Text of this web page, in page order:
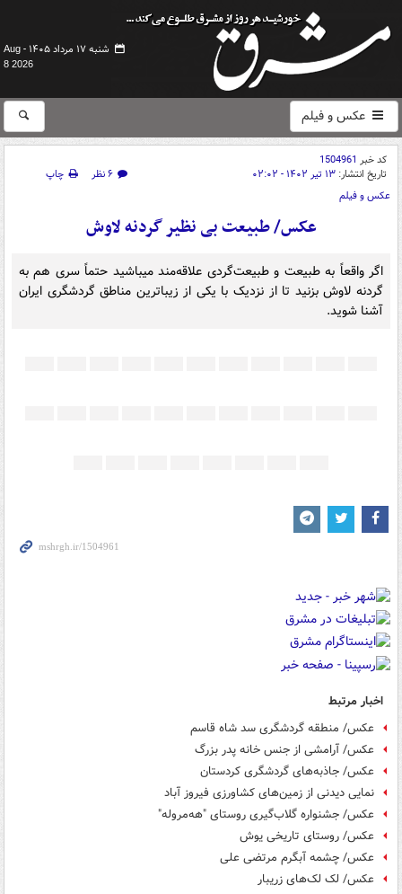
شنبه ۱۷ مرداد ۱۴۰۵ -
Aug
8 2026
عکس و فیلم
کد خبر 1504961
تاریخ انتشار: ۱۳ تیر ۱۴۰۲ - ۰۲:۰۲ ۶ نظر
چاپ
عکس و فیلم
عکس/ طبیعت بی نظیر گردنه لاوش
اگر واقعاً به طبیعت و طبیعت‌گردی علاقه‌مند میباشید حتماً سری هم به
گردنه لاوش بزنید تا از نزدیک با یکی از زیباترین مناطق گردشگری ایران
آشنا شوید.
اخبار مرتبط
عکس/ منطقه گردشگری سد شاه قاسم
عکس/ آرامشی از جنس خانه پدر بزرگ‌
عکس/ جاذبه‌های گردشگری کردستان
نمایی دیدنی از زمین‌های کشاورزی فیروز آباد
عکس/ جشنواره گلاب‌گیری روستای "هه‌مروله"
عکس/ روستای تاریخی یوش
عکس/ چشمه آبگرم مرتضی علی
عکس/ لک لک‌های زریبار